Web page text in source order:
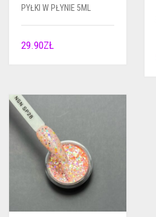
PYŁKI W PŁYNIE 5ML
29.90ZŁ